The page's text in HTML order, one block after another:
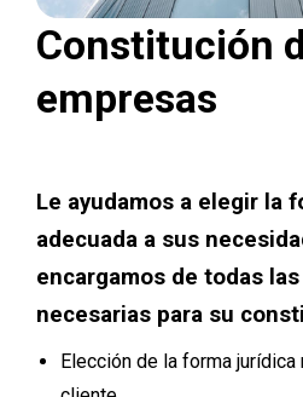
Constitución
empresas
Le ayudamos a elegir la
adecuada a sus
encargamos de todas
necesarias para su
Elección de la forma